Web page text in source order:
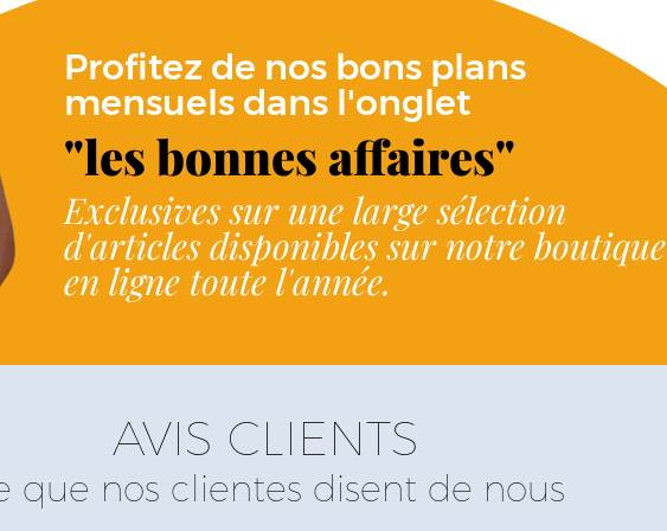
Profitez de nos bons plans
mensuels dans l'onglet
"les bonnes affaires"
Exclusives sur une large sélection
d'articles disponibles sur notre boutique
en ligne toute l'année.
AVIS CLIENTS
que nos clientes disent de nous